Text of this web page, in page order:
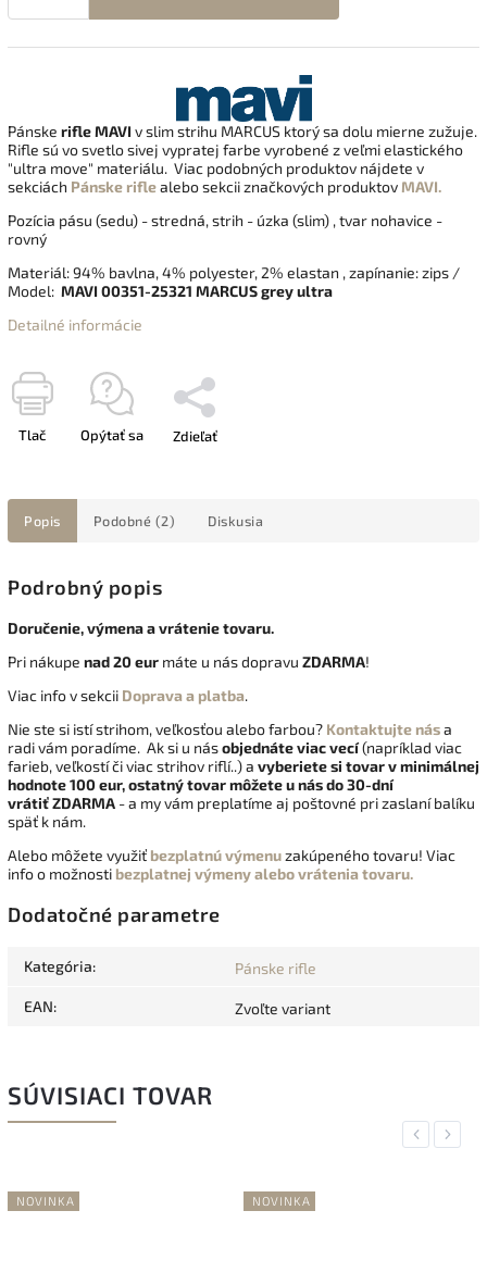
Pánske rifle MAVIv slim strihu MARCUS ktorý sa dolu mierne zužuje.
Rifle sú vo svetlo sivej vypratej farbe vyrobené z veľmi elastického
"ultra move" materiálu. Viac podobných produktov nájdete v
sekciách Pánske riflealebo sekcii značkových produktov MAVI.
Pozícia pásu (sedu) - stredná, strih - úzka (slim) , tvar nohavice -
rovný
Materiál: 94% bavlna,4% polyester, 2% elastan , zapínanie: zips /
Model: MAVI 00351-25321 MARCUS grey ultra
Detailné informácie
Tlač Opýtať sa Zdieľať
Popis Podobné (2) Diskusia
Podrobný popis
Doručenie, výmena a vrátenie tovaru.
Pri nákupe nad 20 eur máte u nás dopravu ZDARMA!
Viac info v sekcii Doprava a platba.
Nie ste si istí strihom, veľkosťou alebo farbou? Kontaktujte nása
radi vám poradíme. Ak si u násobjednáte viac vecí(napríklad viac
farieb, veľkostí či viac strihov riflí..) a vyberiete si tovar v minimálnej
hodnote 100 eur, ostatný tovar môžete u nás do 30-dní
vrátiťZDARMA - a my vám preplatíme aj poštovné pri zaslaní balíku
späť k nám.
Alebo môžete využiť bezplatnú výmenuzakúpeného tovaru! Viac
info o možnosti bezplatnej výmeny alebo vrátenia tovaru.
Dodatočné parametre
Kategória: Pánske rifle
EAN: Zvoľte variant
SÚVISIACI TOVAR
Previous
NOVINKA NOVINKA
Next